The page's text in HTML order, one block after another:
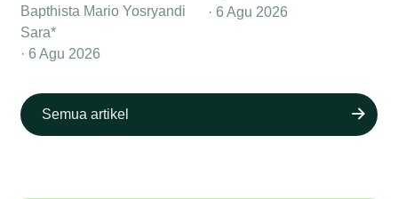
Bapthista Mario Yosryandi
Sara*
6 Agu 2026
6 Agu 2026
Semua artikel